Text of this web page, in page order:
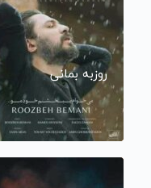
روزبه بمانی